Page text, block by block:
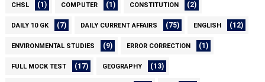
CHSL (1) COMPUTER (1) CONSTITUTION (2)
DAILY 10 GK (7) DAILY CURRENT AFFAIRS (75) ENGLISH (12)
ENVIRONMENTAL STUDIES (9) ERROR CORRECTION (1)
FULL MOCK TEST (17) GEOGRAPHY (13)